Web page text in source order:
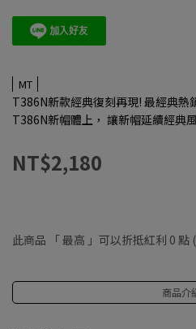
MT
T386N新款經典復刻再現! 最經典熱
T386N新帽體上， 讓新帽延續經典
NT$2,180
此商品 「 最高 」可以折抵紅利 0 點
商品介